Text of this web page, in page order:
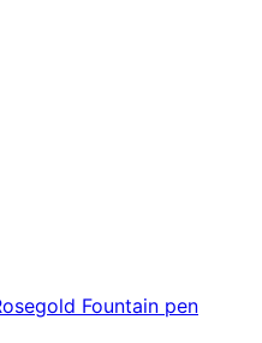
Fountain pen